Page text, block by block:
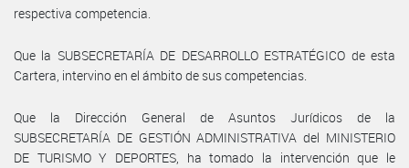
respectiva competencia.
Que la SUBSECRETARÍA DE DESARROLLO ESTRATÉGICO de esta
Cartera, intervino en el ámbito de sus competencias.
Que la Dirección General de Asuntos Jurídicos de la
SUBSECRETARÍA DE GESTIÓN ADMINISTRATIVA del MINISTERIO
DE TURISMO Y DEPORTES, ha tomado la intervención que le